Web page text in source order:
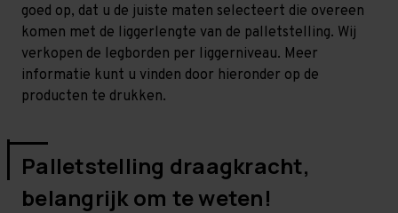
goed op, dat u de juiste maten selecteert die overeen
komen met de liggerlengte van de palletstelling. Wij
verkopen de legborden per liggerniveau. Meer
informatie kunt u vinden door hieronder op de
producten te drukken.
Palletstelling draagkracht,
belangrijk om te weten!